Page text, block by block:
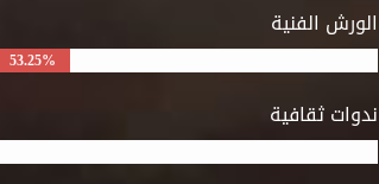
الورش الفنية
53.25%
ندوات ثقافية